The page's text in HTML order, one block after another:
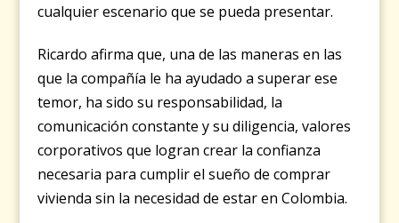
cualquier escenario que se pueda presentar.
Ricardo afirma que, una de las maneras en las
que la compañía le ha ayudado a superar ese
temor, ha sido su responsabilidad, la
comunicación constante y su diligencia, valores
corporativos que logran crear la confianza
necesaria para cumplir el sueño de comprar
vivienda sin la necesidad de estar en Colombia.